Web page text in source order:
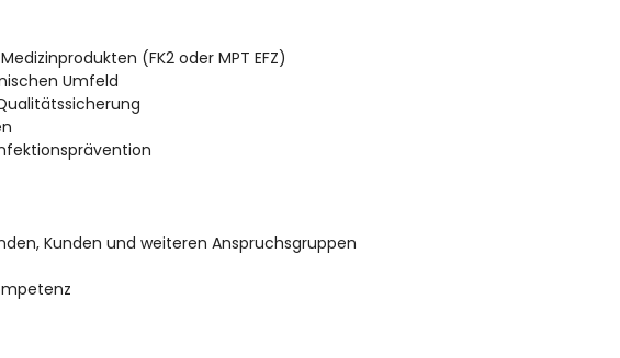
(FK2 oder MPT EFZ)
Umfeld
Kunden und weiteren Anspruchsgruppen